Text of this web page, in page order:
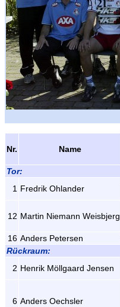
Nr. Name
Tor:
1 Fredrik Ohlander
12 Martin Niemann Weisbjerg
16 Anders Petersen
Rückraum:
2 Henrik Möllgaard Jensen
6 Anders Oechsler